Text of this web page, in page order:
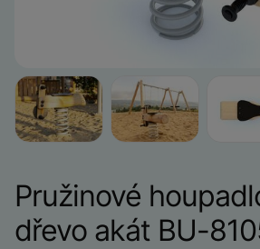
Pružinové
dřevo akát BU-